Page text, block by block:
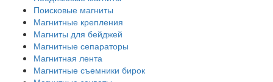
Поисковые магниты
Магнитные крепления
Магниты для бейджей
Магнитные сепараторы
Магнитная лента
Магнитные съемники бирок